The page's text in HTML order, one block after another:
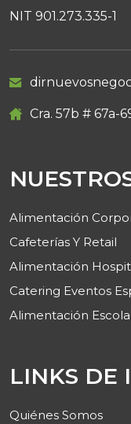
NIT 901.273.335-1
Cra. 57b # 67a-
Alimentación
Cafeterías Y Retail
Alimentación
Catering Eventos
Alimentación
LINKS DE
Quiénes Somos